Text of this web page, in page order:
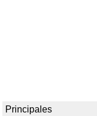
Principales